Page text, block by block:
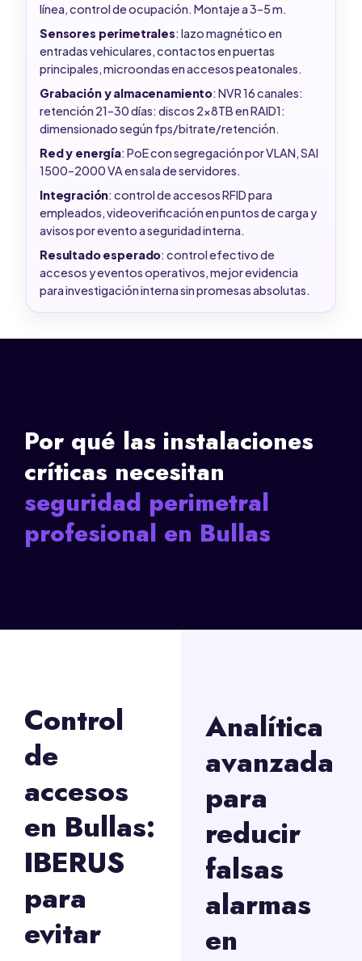
línea, control de ocupación. Montaje a 3–5 m.
Sensores perimetrales: lazo magnético en
entradas vehiculares, contactos en puertas
principales, microondas en accesos peatonales.
Grabación y almacenamiento: NVR 16 canales:
retención 21–30 días: discos 2x8TB en RAID1:
dimensionado según fps/bitrate/retención.
Red y energía: PoE con segregación por VLAN, SAI
1500–2000 VA en sala de servidores.
Integración: control de accesos RFID para
empleados, videoverificación en puntos de carga y
avisos por evento a seguridad interna.
Resultado esperado: control efectivo de
accesos y eventos operativos, mejor evidencia
para investigación interna sin promesas absolutas.
Por qué las instalaciones
críticas necesitan
seguridad perimetral
profesional en Bullas
Control
de
accesos
en Bullas:
IBERUS
para
evitar
Analítica
avanzada
para
reducir
falsas
alarmas
en